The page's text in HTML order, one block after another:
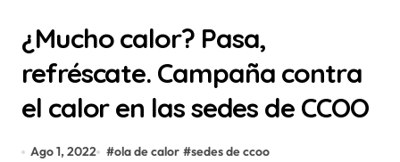
¿Mucho calor? Pasa,
refréscate. Campaña contra
el calor en las sedes de CCOO
Ago 1, 2022 #ola de calor #sedes de ccoo